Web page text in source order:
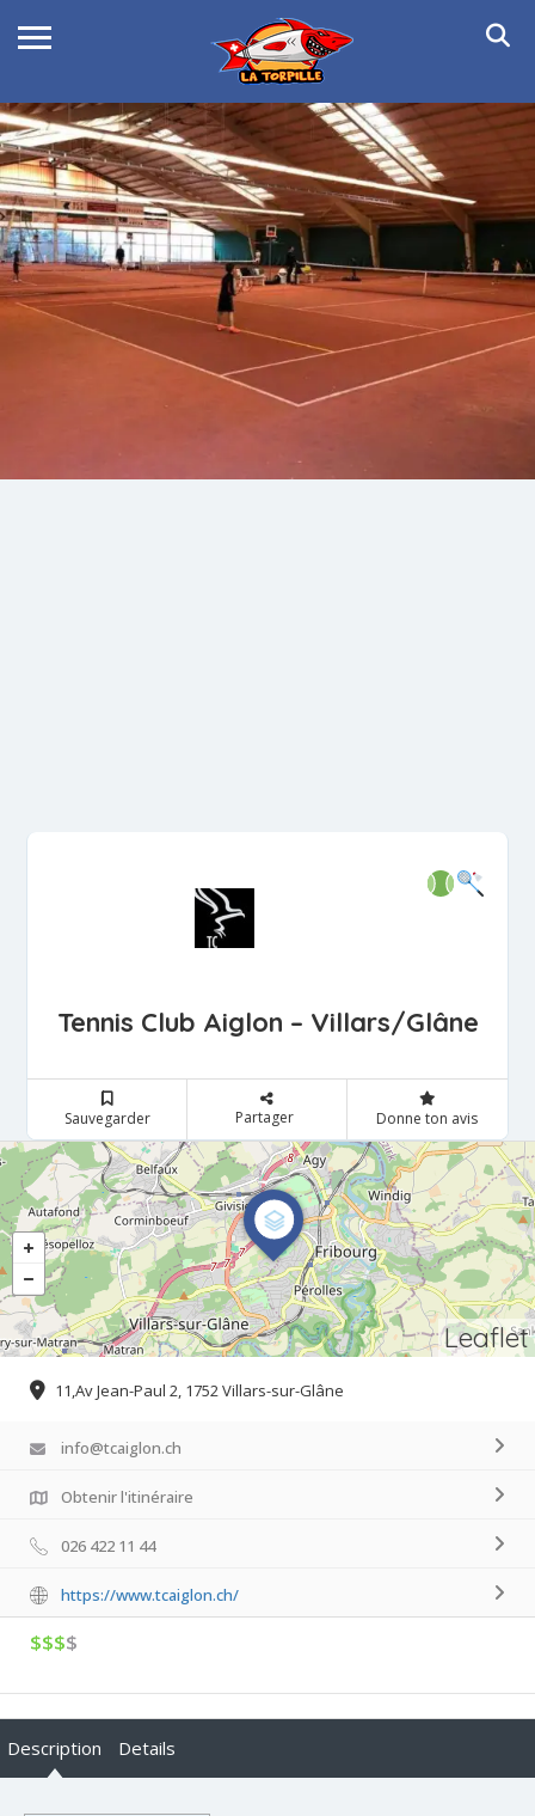
Tennis Club Aiglon – Villars/Glâne
Sauvegarder Partager Donne ton avis
Leaflet
11,Av Jean-Paul 2, 1752 Villars-sur-Glâne
info@tcaiglon.ch
Obtenir l'itinéraire
026 422 11 44
https://www.tcaiglon.ch/
$$$$
Description Details